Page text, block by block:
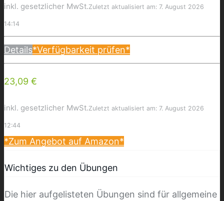
inkl. gesetzlicher MwSt.Zuletzt aktualisiert am: 7. August 2026
14:14
Details*Verfügbarkeit prüfen*
23,09 €
inkl. gesetzlicher MwSt.Zuletzt aktualisiert am: 7. August 2026
12:44
*Zum Angebot auf Amazon*
Wichtiges zu den Übungen
Die hier aufgelisteten Übungen sind für allgemeine